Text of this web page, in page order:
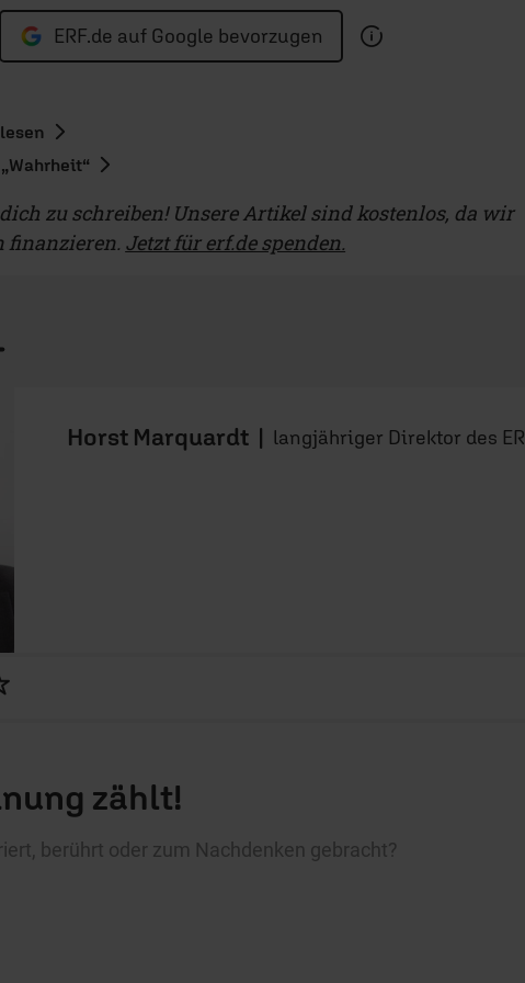
ERF.de auf Google bevorzugen
zu schreiben! Unsere Artikel sind kostenlos, da wir
finanzieren. Jetzt für erf.de spenden.
Horst Marquardt| langjähriger Direktor des
zählt!
berührt oder zum Nachdenken gebracht?